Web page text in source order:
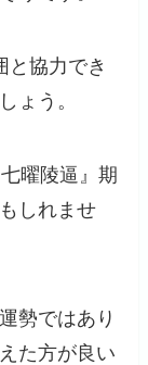
と協力でき
ょう。
曜陵逼』期
しれませ
勢ではあり
た方が良い